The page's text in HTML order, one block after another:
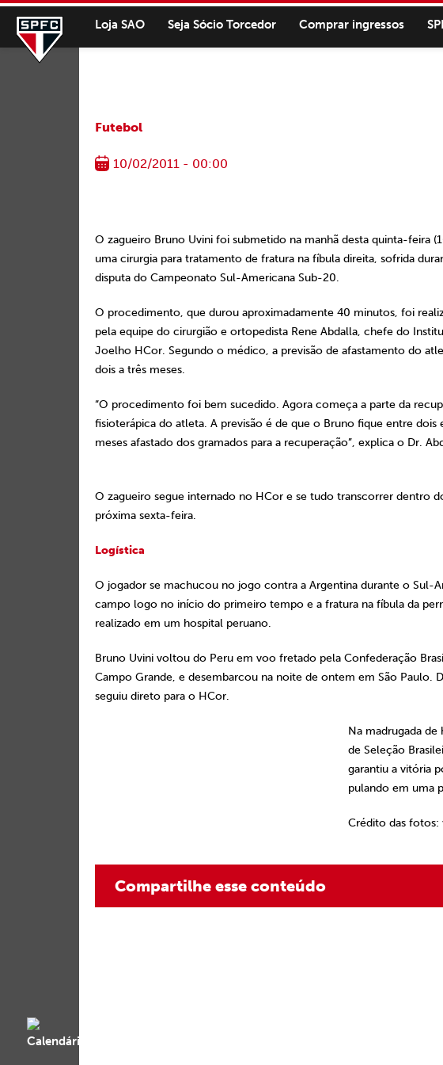
Loja SAO Seja Sócio Torcedor Comprar ingressos
Futebol
10/02/2011 - 00:00
O zagueiro Bruno Uvini foi submetido na manhã desta quinta-feira
uma cirurgia para tratamento de fratura na fíbula direita, sofrida
disputa do Campeonato Sul-Americana Sub-20.
O procedimento, que durou aproximadamente 40 minutos, foi
pela equipe do cirurgião e ortopedista Rene Abdalla, chefe do
Joelho HCor. Segundo o médico, a previsão de afastamento do
dois a três meses.
“O procedimento foi bem sucedido. Agora começa a parte da
fisioterápica do atleta. A previsão é de que o Bruno fique entre dois
meses afastado dos gramados para a
O zagueiro segue internado no HCor e se tudo transcorrer dentro
próxima sexta-feira.
Logística
O jogador se machucou no jogo contra a Argentina durante o Sul-
campo logo no início do primeiro tempo e a fratura na fíbula da
realizado em um hospital peruano.
Bruno Uvini voltou do Peru em voo fretado pela Confederação
Campo Grande, e desembarcou na noite de ontem em São Paulo.
seguiu direto para o HCor.
Na madrugada
de Seleção
garantiu a vitória
pulando em uma
Crédito das
Compartilhe esse conteúdo